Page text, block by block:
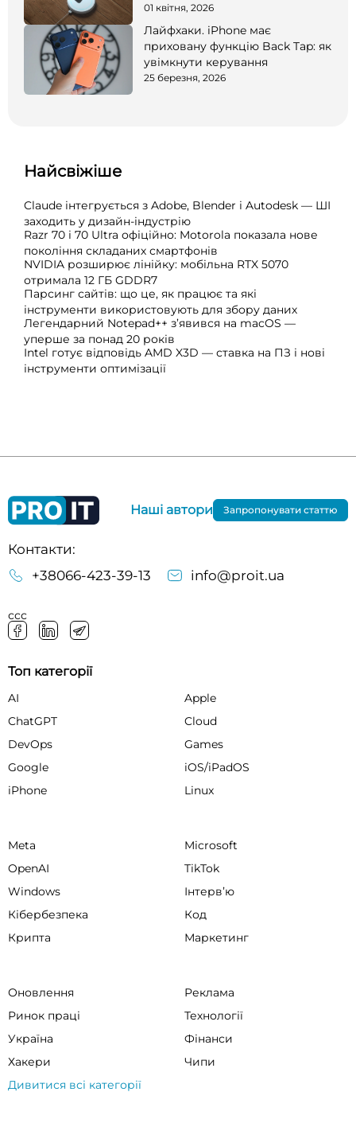
01 квітня, 2026
Лайфхаки. iPhone має
приховану функцію Back Tap: як
увімкнути керування
25 березня, 2026
Найсвіжіше
Claude інтегрується з Adobe, Blender і Autodesk — ШІ
заходить у дизайн-індустрію
Razr 70 і 70 Ultra офіційно: Motorola показала нове
покоління складаних смартфонів
NVIDIA розширює лінійку: мобільна RTX 5070
отримала 12 ГБ GDDR7
Парсинг сайтів: що це, як працює та які
інструменти використовують для збору даних
Легендарний Notepad++ з’явився на macOS —
уперше за понад 20 років
Intel готує відповідь AMD X3D — ставка на ПЗ і нові
інструменти оптимізації
Контакти:
+38066-423-39-13
info@proit.ua
ссс
Наші автори Запропонувати статтю
Топ категорії
AI
Apple
ChatGPT
Cloud
DevOps
Games
Google
iOS/iPadOS
iPhone
Linux
Meta
Microsoft
OpenAI
TikTok
Windows
Інтервʼю
Кібербезпека
Код
Крипта
Маркетинг
Оновлення
Реклама
Ринок праці
Технології
Україна
Фінанси
Хакери
Чипи
Дивитися всі категорії